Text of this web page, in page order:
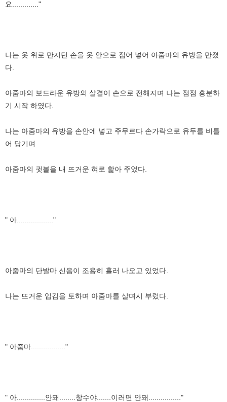
요............."
나는 옷 위로 만지던 손을 옷 안으로 집어 넣어 아줌마의 유방을 만졌
다.
아줌마의 보드라운 유방의 살결이 손으로 전해지며 나는 점점 흥분하
기 시작 하였다.
나는 아줌마의 유방을 손안에 넣고 주무르다 손가락으로 유두를 비틀
어 당기며
아줌마의 귓볼을 내 뜨거운 혀로 핥아 주었다.
" 아.................."
아줌마의 단발마 신음이 조용히 흘러 나오고 있었다.
나는 뜨거운 입김을 토하며 아줌마를 살며시 부렀다.
" 아줌마................."
" 아..............안돼........창수야.......이러면 안돼................"